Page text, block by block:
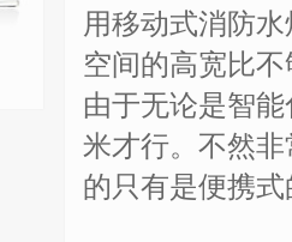
用移动式消防
空间的高宽比
由于无论是智
米才行。不然
的只有是便携